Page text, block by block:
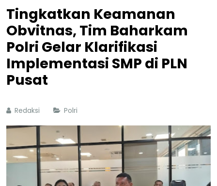
Tingkatkan Keamanan
Obvitnas, Tim Baharkam
Polri Gelar Klarifikasi
Implementasi SMP di PLN
Pusat
Redaksi Polri